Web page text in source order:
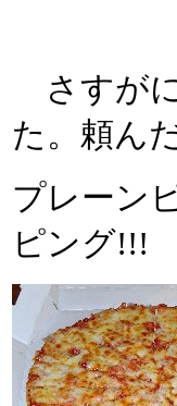
さすが
た。頼ん
プレーン
ピング!!!